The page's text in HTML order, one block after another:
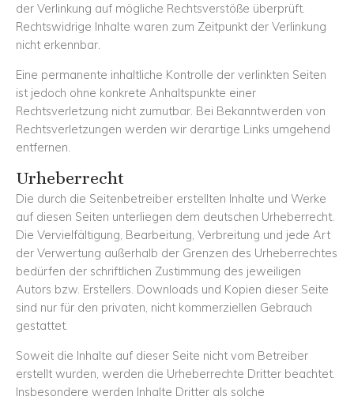
der Verlinkung auf mögliche Rechtsverstöße überprüft.
Rechtswidrige Inhalte waren zum Zeitpunkt der Verlinkung
nicht erkennbar.
Eine permanente inhaltliche Kontrolle der verlinkten Seiten
ist jedoch ohne konkrete Anhaltspunkte einer
Rechtsverletzung nicht zumutbar. Bei Bekanntwerden von
Rechtsverletzungen werden wir derartige Links umgehend
entfernen.
Urheberrecht
Die durch die Seitenbetreiber erstellten Inhalte und Werke
auf diesen Seiten unterliegen dem deutschen Urheberrecht.
Die Vervielfältigung, Bearbeitung, Verbreitung und jede Art
der Verwertung außerhalb der Grenzen des Urheberrechtes
bedürfen der schriftlichen Zustimmung des jeweiligen
Autors bzw. Erstellers. Downloads und Kopien dieser Seite
sind nur für den privaten, nicht kommerziellen Gebrauch
gestattet.
Soweit die Inhalte auf dieser Seite nicht vom Betreiber
erstellt wurden, werden die Urheberrechte Dritter beachtet.
Insbesondere werden Inhalte Dritter als solche